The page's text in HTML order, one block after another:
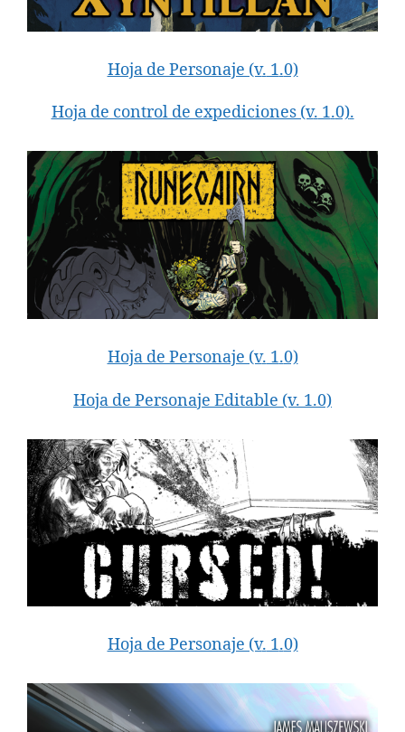
Hoja de Personaje (v. 1.0)
Hoja de control de expediciones (v. 1.0).
Hoja de Personaje (v. 1.0)
Hoja de Personaje Editable (v. 1.0)
Hoja de Personaje (v. 1.0)